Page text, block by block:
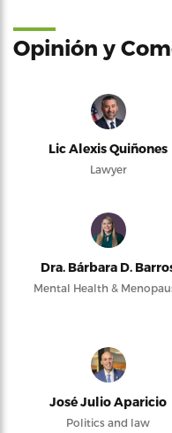
Opinión y
Lic Alexis Quiñones
Lawyer
Dra. Bárbara D.
Mental Health &
José Julio Aparicio
Politics and law